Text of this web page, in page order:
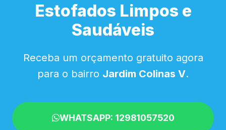
Estofados Limpos e
Saudáveis
Receba um orçamento gratuito agora
para o bairro Jardim Colinas V.
WHATSAPP: 12981057520